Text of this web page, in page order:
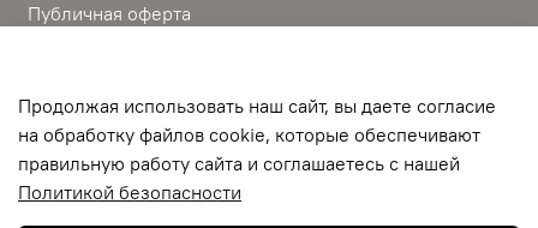
Публичная оферта
Условия обмена и возврата
Обратная связь
Продолжая использовать наш сайт, вы даете согласие
на обработку файлов cookie, которые обеспечивают
правильную работу сайта и соглашаетесь с нашей
Политикой безопасности